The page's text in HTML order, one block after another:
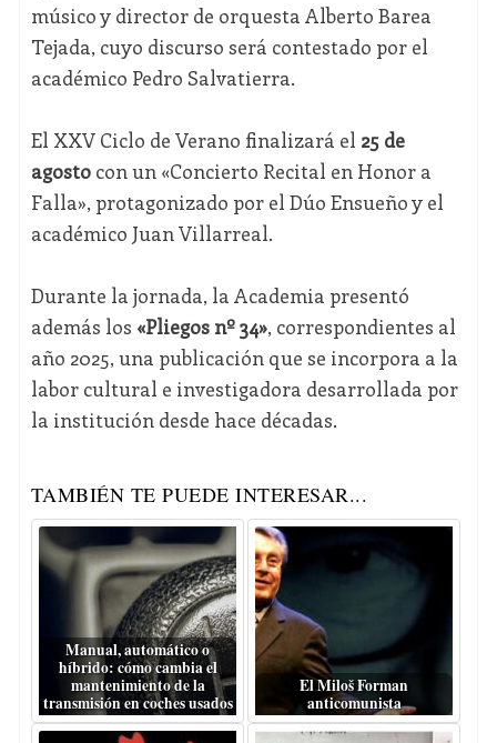
músico y director de orquesta Alberto Barea
Tejada, cuyo discurso será contestado por el
académico Pedro Salvatierra.
El XXV Ciclo de Verano finalizará el 25 de
agostocon un «Concierto Recital en Honor a
Falla», protagonizado por el Dúo Ensueño y el
académico Juan Villarreal.
Durante la jornada, la Academia presentó
además los «Pliegos nº 34», correspondientes al
año 2025, una publicación que se incorpora a la
labor cultural e investigadora desarrollada por
la institución desde hace décadas.
TAMBIÉN TE PUEDE INTERESAR...
Manual, automático o
híbrido: cómo cambia el
mantenimiento de la
transmisión en coches usados
El Miloš Forman
anticomunista